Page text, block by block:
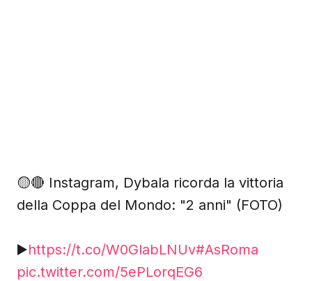
🟡🔴 Instagram, Dybala ricorda la vittoria
della Coppa del Mondo: "2 anni" (FOTO)
▶️https://t.co/W0GlabLNUv#AsRoma
pic.twitter.com/5ePLorqEG6